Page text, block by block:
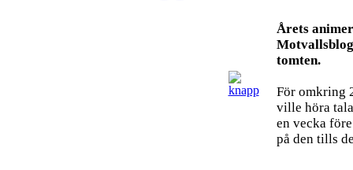
Årets
tomten.
För omkring
ville höra
en vecka
på den tills